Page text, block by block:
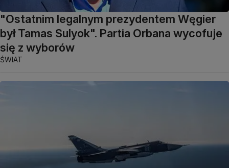
"Ostatnim legalnym prezydentem Węgier
był Tamas Sulyok". Partia Orbana wycofuje
się z wyborów
ŚWIAT